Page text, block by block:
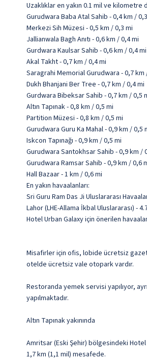
Uzaklıklar en yakın 0.1 mil ve
Gurudwara Baba Atal Sahib - 0,4 km /
Merkezi Sih Müzesi - 0,5 km / 0,3 mi
Jallianwala Bagh Anıtı - 0,6 km / 0,4 mi
Gurdwara Kaulsar Sahib - 0,6 km / 0,4 mi
Akal Takht - 0,7 km / 0,4 mi
Saragrahi Memorial Gurudwara - 0,7 km
Dukh Bhanjani Ber Tree - 0,7 km / 0,4 mi
Gurdwara Bibeksar Sahib - 0,7 km / 0,5
Altın Tapınak - 0,8 km / 0,5 mi
Partition Müzesi - 0,8 km / 0,5 mi
Gurudwara Guru Ka Mahal - 0,9 km / 0,5
Iskcon Tapınağı - 0,9 km / 0,5 mi
Gurudwara Santokhsar Sahib - 0,9 km /
Gurudwara Ramsar Sahib - 0,9 km / 0,6
Hall Bazaar - 1 km / 0,6 mi
En yakın havaalanları:
Sri Guru Ram Das Ji Uluslararası
Lahor (LHE-Allama İkbal Uluslararası) -
Hotel Urban Galaxy için önerilen
Misafirler için ofis, lobide ücretsiz
otelde ücretsiz vale otopark vardır.
Restoranda yemek servisi yapılıyor,
yapılmaktadır.
Altın Tapınak yakınında
Amritsar (Eski Şehir) bölgesindeki Hotel
1,7 km (1,1 mil) mesafede.